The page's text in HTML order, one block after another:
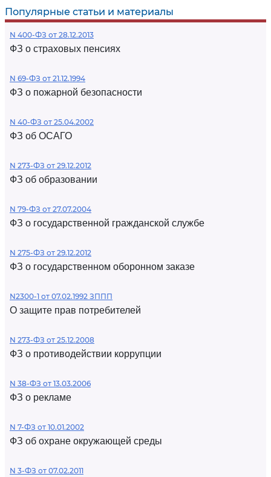
Популярные статьи и материалы
N 400-ФЗ от 28.12.2013
ФЗ о страховых пенсиях
N 69-ФЗ от 21.12.1994
ФЗ о пожарной безопасности
N 40-ФЗ от 25.04.2002
ФЗ об ОСАГО
N 273-ФЗ от 29.12.2012
ФЗ об образовании
N 79-ФЗ от 27.07.2004
ФЗ о государственной гражданской службе
N 275-ФЗ от 29.12.2012
ФЗ о государственном оборонном заказе
N2300-1 от 07.02.1992 ЗППП
О защите прав потребителей
N 273-ФЗ от 25.12.2008
ФЗ о противодействии коррупции
N 38-ФЗ от 13.03.2006
ФЗ о рекламе
N 7-ФЗ от 10.01.2002
ФЗ об охране окружающей среды
N 3-ФЗ от 07.02.2011